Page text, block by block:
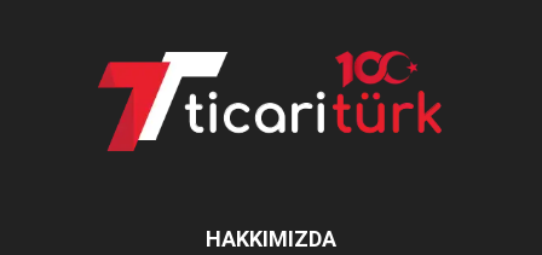
HAKKIMIZDA